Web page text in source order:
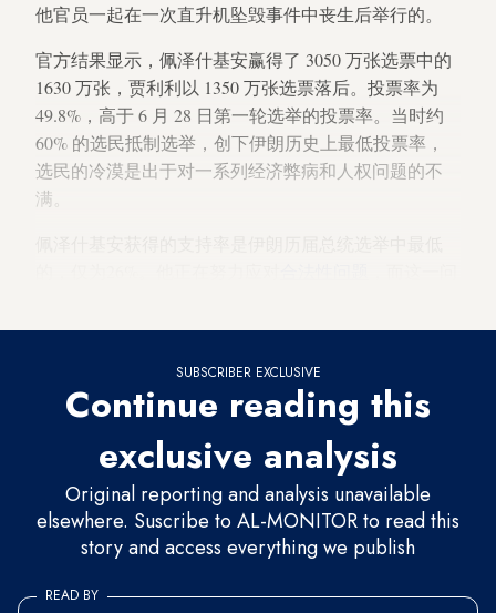
他官员一起在一次直升机坠毁事件中丧生后举行的。
官方结果显示，佩泽什基安赢得了 3050 万张选票中的
1630 万张，贾利利以 1350 万张选票落后。投票率为
49.8%，高于 6 月 28 日第一轮选举的投票率。当时约
60% 的选民抵制选举，创下伊朗历史上最低投票率，
选民的冷漠是出于对一系列经济弊病和人权问题的不
满。
SUBSCRIBER EXCLUSIVE
Continue reading this
exclusive analysis
Original reporting and analysis unavailable
elsewhere. Suscribe to AL-MONITOR to read this
story and access everything we publish
READ BY